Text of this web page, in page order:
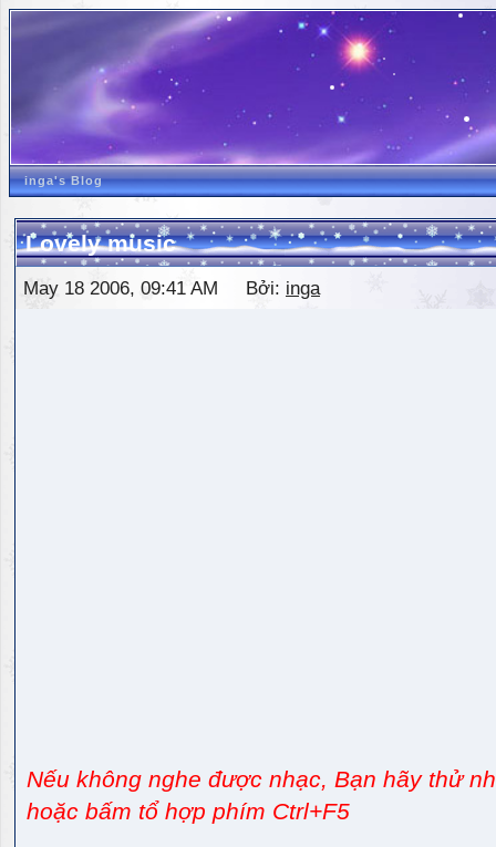
inga's Blog
Lovely music
May 18 2006, 09:41 AM Bởi: inga
Nếu không nghe được nhạc, Bạn hãy thử
hoặc bấm tổ hợp phím Ctrl+F5